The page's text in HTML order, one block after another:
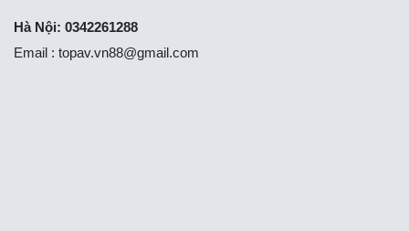
Hà Nội: 0342261288
Email : topav.vn88@gmail.com